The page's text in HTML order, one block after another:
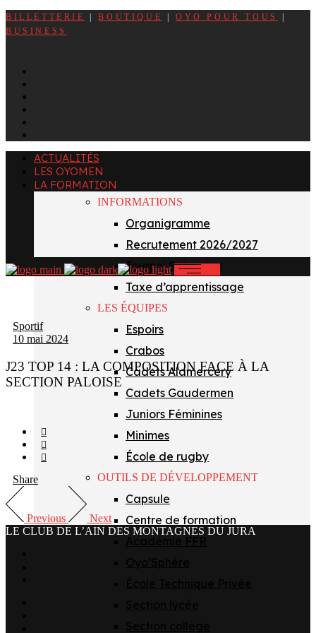
BILLETTERIE |BOUTIQUE |OYO POUR TOUS
BUSINESS
ACTUALITÉS
LES OYOMEN
LA FORMATION
INFORMATIONS
Organigramme
Recrutement 2026/2027
Tournoi Sainvoirin
Taxe d’apprentissage
LES ÉQUIPES
Espoirs
Crabos
Cadets Alamercery
Cadets Gaudermen
Juniors Féminines
Minimes
École de rugby
OUTILS DE DÉVELOPPEMENT
Capsule
Centre de formation
Sportif
10 mai 2024
J23 TOP 14 : LA COMPOSITION FACE À LA
SECTION PALOISE
Share
Previous
Next
LE CLUB DE L’AIN DES MONTAGNES DU JURA